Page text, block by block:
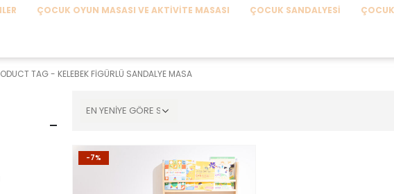
ÇOCUK OYUN MASASI VE AKTIVITE MASASI ÇOCUK SANDALYESI
TAG - KELEBEK FIGÜRLÜ SANDALYE MASA
-7%